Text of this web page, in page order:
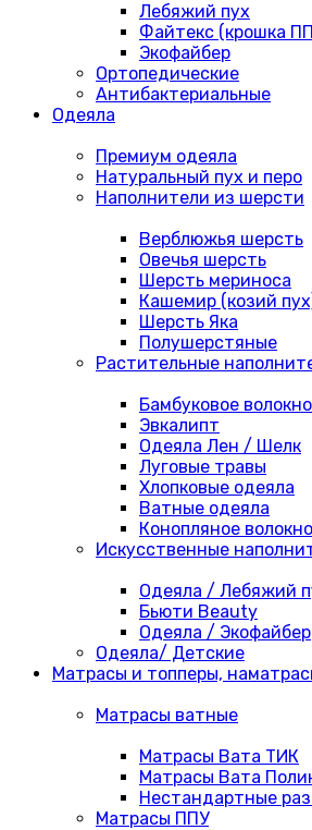
Лебяжий пух
Файтекс (крошка
Экофайбер
Ортопедические
Антибактериальные
Одеяла
Премиум одеяла
Натуральный пух и перо
Наполнители из шерсти
Верблюжья шерсть
Овечья шерсть
Шерсть мериноса
Кашемир (козий
Шерсть Яка
Полушерстяные
Растительные
Бамбуковое волокно
Эвкалипт
Одеяла Лен / Шелк
Луговые травы
Хлопковые одеяла
Ватные одеяла
Конопляное волокно
Искусственные
Одеяла / Лебяжий
Бьюти Beauty
Одеяла / Экофайбер
Одеяла/ Детские
Матрасы и топперы,
Матрасы ватные
Матрасы Вата ТИК
Матрасы Вата
Нестандартные
Матрасы ППУ